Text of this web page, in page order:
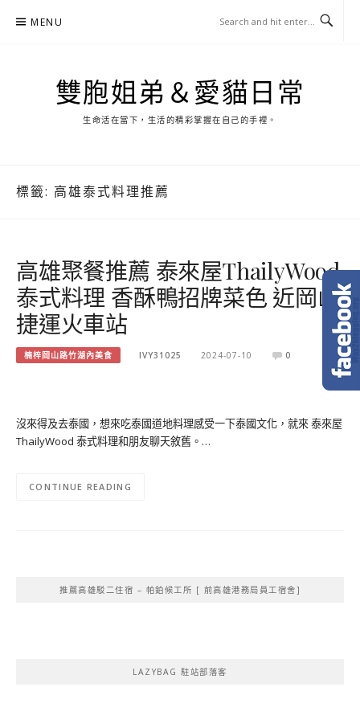
MENU
雙胞姐弟＆愛貓日常
生命活在當下，生活的精彩掌握在自己的手裡。
標籤: 高雄泰式料理推薦
高雄聚餐推薦 泰來屋ThailyWood
泰式料理 香酥鴨招牌菜色 近岡山
捷運火車站
楠梓岡山路竹湖內美食 IVY31025 2024-07-10 0
沒來得及去泰國，想來吃泰國道地料理感受一下泰國文化，就來 泰來屋
ThailyWood 泰式料理和朋友聊天敘舊。…
CONTINUE READING
推薦高雄駁二住宿 – 帕鉑候工所 [ 前高雄港務局員工宿舍]
LAZYBAG 駐站部落客